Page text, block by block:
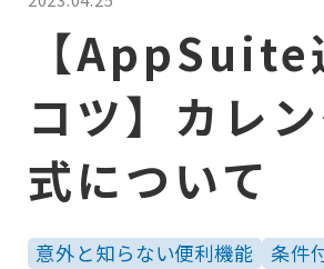
【AppSuite
コツ】カレ
式について
意外と知らない便利機能
条件